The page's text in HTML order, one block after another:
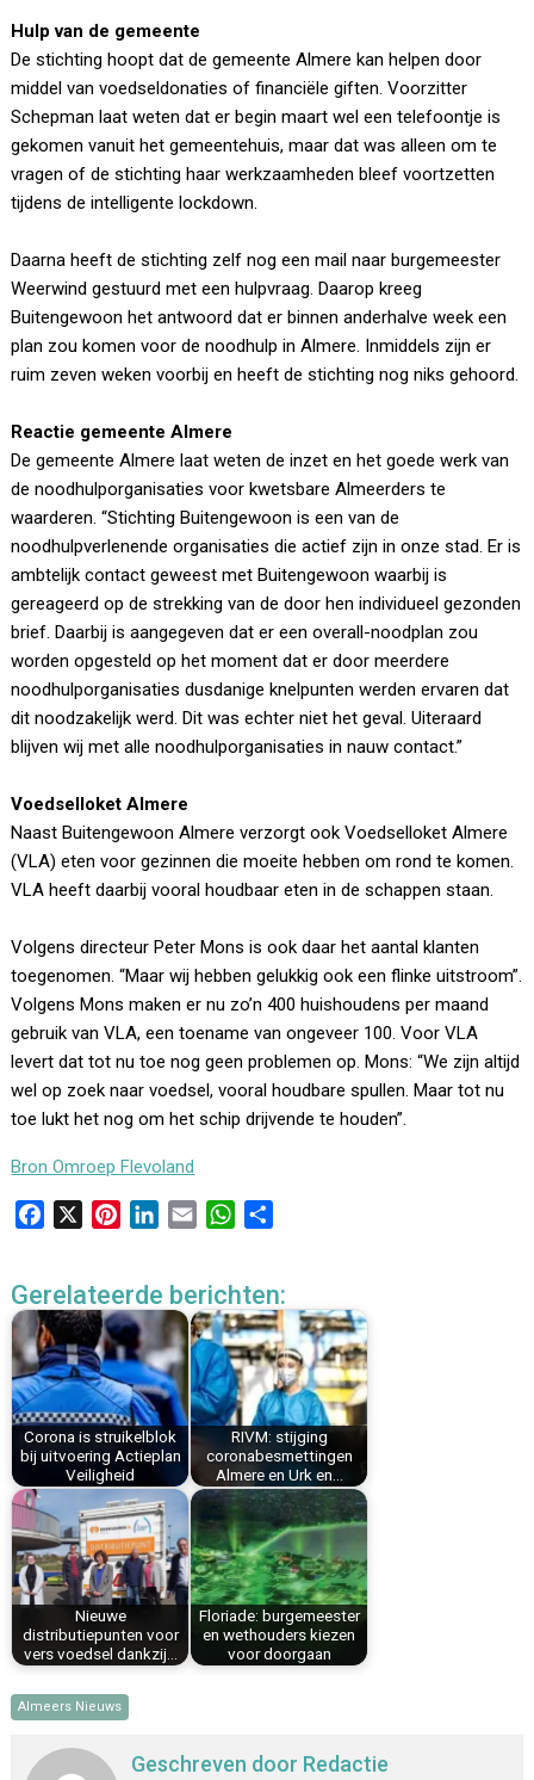
Hulp van de gemeente
De stichting hoopt dat de gemeente Almere kan helpen door
middel van voedseldonaties of financiële giften. Voorzitter
Schepman laat weten dat er begin maart wel een telefoontje is
gekomen vanuit het gemeentehuis, maar dat was alleen om te
vragen of de stichting haar werkzaamheden bleef voortzetten
tijdens de intelligente lockdown.
Daarna heeft de stichting zelf nog een mail naar burgemeester
Weerwind gestuurd met een hulpvraag. Daarop kreeg
Buitengewoon het antwoord dat er binnen anderhalve week een
plan zou komen voor de noodhulp in Almere. Inmiddels zijn er
ruim zeven weken voorbij en heeft de stichting nog niks gehoord.
Reactie gemeente Almere
De gemeente Almere laat weten de inzet en het goede werk van
de noodhulporganisaties voor kwetsbare Almeerders te
waarderen. “Stichting Buitengewoon is een van de
noodhulpverlenende organisaties die actief zijn in onze stad. Er is
ambtelijk contact geweest met Buitengewoon waarbij is
gereageerd op de strekking van de door hen individueel gezonden
brief. Daarbij is aangegeven dat er een overall-noodplan zou
worden opgesteld op het moment dat er door meerdere
noodhulporganisaties dusdanige knelpunten werden ervaren dat
dit noodzakelijk werd. Dit was echter niet het geval. Uiteraard
blijven wij met alle noodhulporganisaties in nauw contact.”
Voedselloket Almere
Naast Buitengewoon Almere verzorgt ook Voedselloket Almere
(VLA) eten voor gezinnen die moeite hebben om rond te komen.
VLA heeft daarbij vooral houdbaar eten in de schappen staan.
Volgens directeur Peter Mons is ook daar het aantal klanten
toegenomen. “Maar wij hebben gelukkig ook een flinke uitstroom”.
Volgens Mons maken er nu zo’n 400 huishoudens per maand
gebruik van VLA, een toename van ongeveer 100. Voor VLA
levert dat tot nu toe nog geen problemen op. Mons: “We zijn altijd
wel op zoek naar voedsel, vooral houdbare spullen. Maar tot nu
toe lukt het nog om het schip drijvende te houden”.
Bron Omroep Flevoland
e
b
o
o
k
t
e
r
e
s
t
k
e
d
I
n
i
l
W
t
s
A
p
p
e
n
Gerelateerde berichten:
Corona is struikelblok
bij uitvoering Actieplan
Veiligheid
RIVM: stijging
coronabesmettingen
Almere en Urk en…
Nieuwe
distributiepunten voor
vers voedsel dankzij…
Floriade: burgemeester
en wethouders kiezen
voor doorgaan
Almeers Nieuws
Geschreven door Redactie